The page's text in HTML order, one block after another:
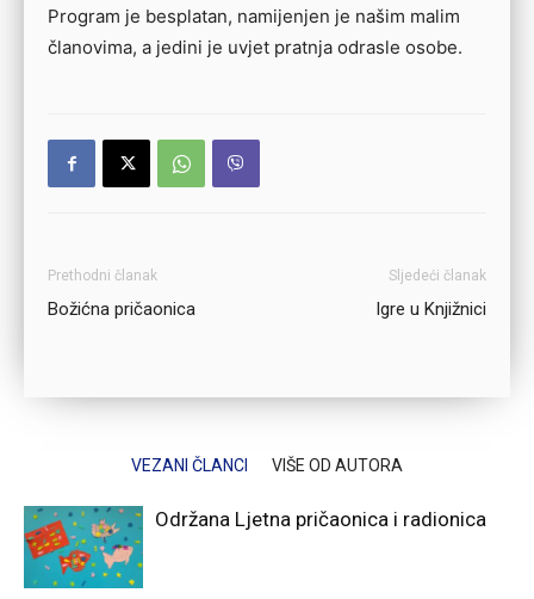
Program je besplatan, namijenjen je našim malim
članovima, a jedini je uvjet pratnja odrasle osobe.
Prethodni članak
Božićna pričaonica
Sljedeći članak
Igre u Knjižnici
VEZANI ČLANCI VIŠE OD AUTORA
Održana Ljetna pričaonica i radionica